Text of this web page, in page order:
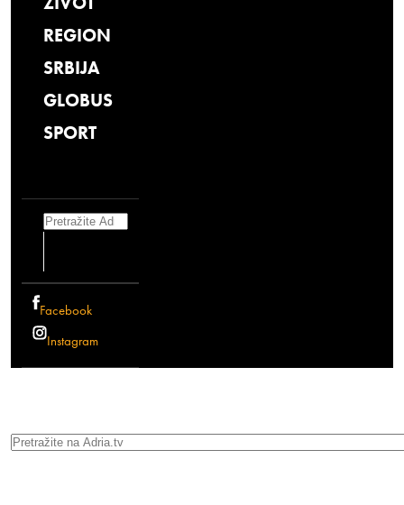
REGION
SRBIJA
GLOBUS
SPORT
Search
Facebook
Instagram
Search